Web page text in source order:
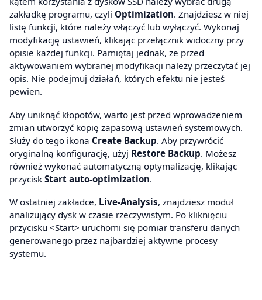
zakładkę programu, czyli Optimization. Znajdziesz w niej
listę funkcji, które należy włączyć lub wyłączyć. Wykonaj
modyfikację ustawień, klikając przełącznik widoczny przy
opisie każdej funkcji. Pamiętaj jednak, że przed
aktywowaniem wybranej modyfikacji należy przeczytać jej
opis. Nie podejmuj działań, których efektu nie jesteś
pewien.
Aby uniknąć kłopotów, warto jest przed wprowadzeniem
zmian utworzyć kopię zapasową ustawień systemowych.
Służy do tego ikona Create Backup. Aby przywrócić
oryginalną konfigurację, użyj Restore Backup. Możesz
również wykonać automatyczną optymalizację, klikając
przycisk Start auto-optimization.
W ostatniej zakładce, Live-Analysis, znajdziesz moduł
analizujący dysk w czasie rzeczywistym. Po kliknięciu
przycisku <Start> uruchomi się pomiar transferu danych
generowanego przez najbardziej aktywne procesy
systemu.